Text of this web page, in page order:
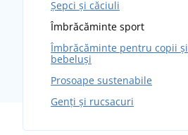
Șepci și căciuli
Îmbrăcăminte sport
Îmbrăcăminte pentru copii și
bebeluși
Prosoape sustenabile
Genți și rucsacuri